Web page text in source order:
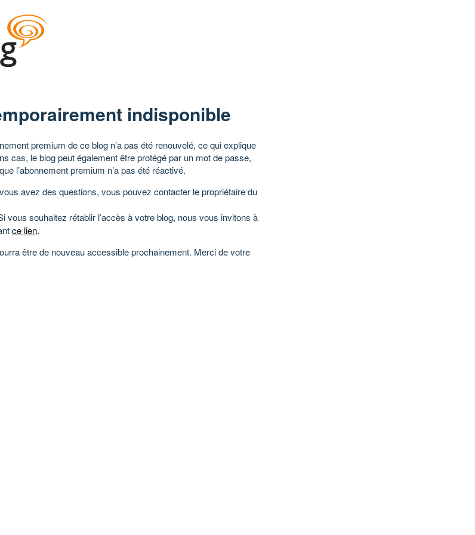
indisponible
premium de ce blog n’a pas été renouvelé, ce qui explique
cas, le blog peut également être protégé par un mot de passe,
l’abonnement premium n’a pas été réactivé.
avez des questions, vous pouvez contacter le propriétaire du
vous souhaitez rétablir l’accès à votre blog, nous vous invitons à
ce lien.
être de nouveau accessible prochainement. Merci de votre